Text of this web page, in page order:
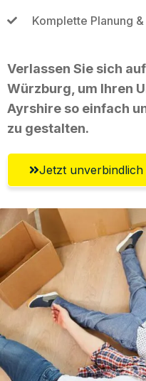
Komplette Planung
Verlassen Sie sich
Würzburg, um Ihren
Ayrshire so einfach
zu gestalten.
Jetzt